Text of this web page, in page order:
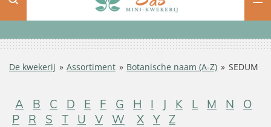
De kwekerij » Assortiment » Botanische naam (A-Z) » SEDUM
A B C D E F G H I J K L M N
O
P
R S T U V W X Y Z